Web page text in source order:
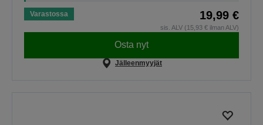
Varastossa 19,99 €
sis. ALV (15,93 € ilman ALV)
Osta nyt
Jälleenmyyjät